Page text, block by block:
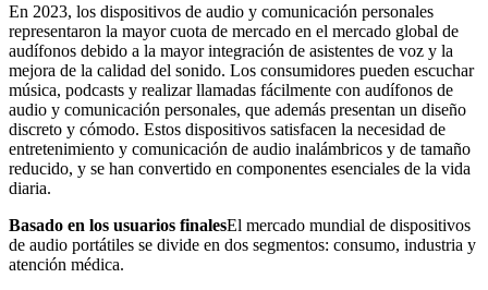
En 2023, los dispositivos de audio y comunicación personales
representaron la mayor cuota de mercado en el mercado global de
audífonos debido a la mayor integración de asistentes de voz y la
mejora de la calidad del sonido. Los consumidores pueden escuchar
música, podcasts y realizar llamadas fácilmente con audífonos de
audio y comunicación personales, que además presentan un diseño
discreto y cómodo. Estos dispositivos satisfacen la necesidad de
entretenimiento y comunicación de audio inalámbricos y de tamaño
reducido, y se han convertido en componentes esenciales de la vida
diaria.
Basado en los usuarios finalesEl mercado mundial de dispositivos
de audio portátiles se divide en dos segmentos: consumo, industria y
atención médica.